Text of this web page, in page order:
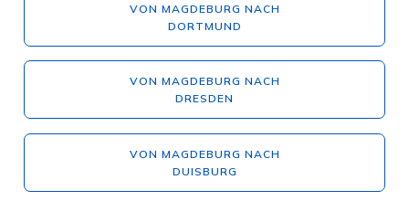
VON MAGDEBURG NACH
DORTMUND
VON MAGDEBURG NACH
DRESDEN
VON MAGDEBURG NACH
DUISBURG